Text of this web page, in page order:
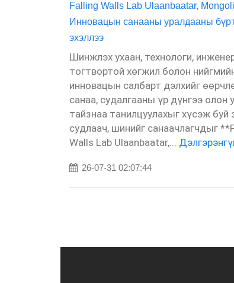
Falling Walls Lab Ulaanbaatar,
Инновацын санааны уралдааны
эхэллээ
Шинжлэх ухаан, технологи,
тогтвортой хөгжил болон
инновацын салбарт дэлхийг
санаа, судалгааны үр дүнгээ олон
тайзнаа танилцуулахыг хүсэж буй
судлаач, шинийг санаачлагчдыг
Walls Lab Ulaanbaatar,...
26-07-31 02:07:44